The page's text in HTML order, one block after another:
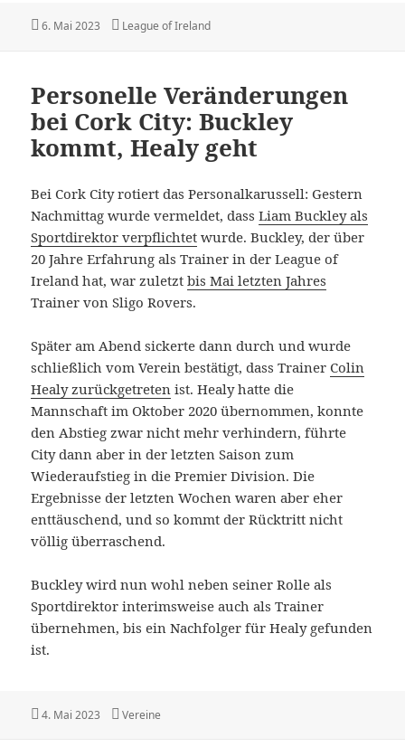
Veröffentlicht
6. Mai 2023 Kategorien
League of Ireland
Personelle Veränderungen
bei Cork City: Buckley
kommt, Healy geht
Bei Cork City rotiert das Personalkarussell: Gestern
Nachmittag wurde vermeldet, dassLiam Buckley als
Sportdirektor verpflichtet wurde. Buckley, der über
20 Jahre Erfahrung als Trainer in der League of
Ireland hat, war zuletztbis Mai letzten Jahres
Trainer von Sligo Rovers.
Später am Abend sickerte dann durch und wurde
schließlich vom Verein bestätigt, dass Trainer Colin
Healy zurückgetreten ist. Healy hatte die
Mannschaft im Oktober 2020 übernommen, konnte
den Abstieg zwar nicht mehr verhindern, führte
City dann aber in der letzten Saison zum
Wiederaufstieg in die Premier Division. Die
Ergebnisse der letzten Wochen waren aber eher
enttäuschend, und so kommt der Rücktritt nicht
völlig überraschend.
Buckley wird nun wohl neben seiner Rolle als
Sportdirektor interimsweise auch als Trainer
übernehmen, bis ein Nachfolger für Healy gefunden
ist.
Veröffentlicht
4. Mai 2023 Kategorien
Vereine